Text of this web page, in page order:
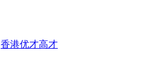
香港优才高才